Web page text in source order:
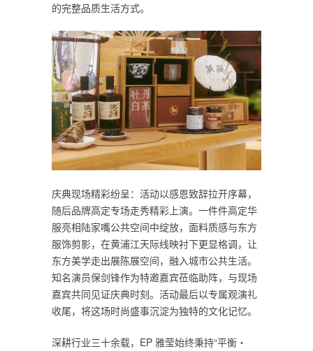
的完整品质生活方式。
庆典现场精彩纷呈：活动以感恩致辞拉开序幕，
随后品牌高定专场走秀精彩上演。一件件高定华
服亮相陆家嘴公共空间中绽放，面料质感与东方
服饰剪影，在黄浦江天际线映衬下更显格调，让
东方美学走出展陈展空间，融入城市公共生活。
知名演员保剑锋作为特邀嘉宾莅临助阵，与现场
嘉宾共同见证庆典时刻。活动最后以专属观演礼
收尾，将这场时尚盛事沉淀为独特的文化记忆。
深耕行业三十余载，EP 雅莹始终秉持“平衡・